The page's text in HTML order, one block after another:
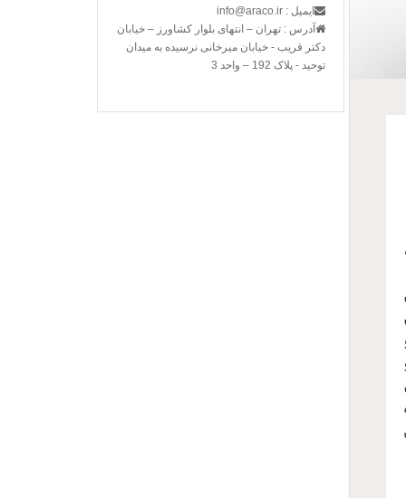
ایمیل : info@araco.ir
آدرس : تهران – انتهای بلوار کشاورز – خیابان
دکتر قریب - خیابان میرخانی نرسیده به میدان
توحید - پلاک 192 – واحد 3